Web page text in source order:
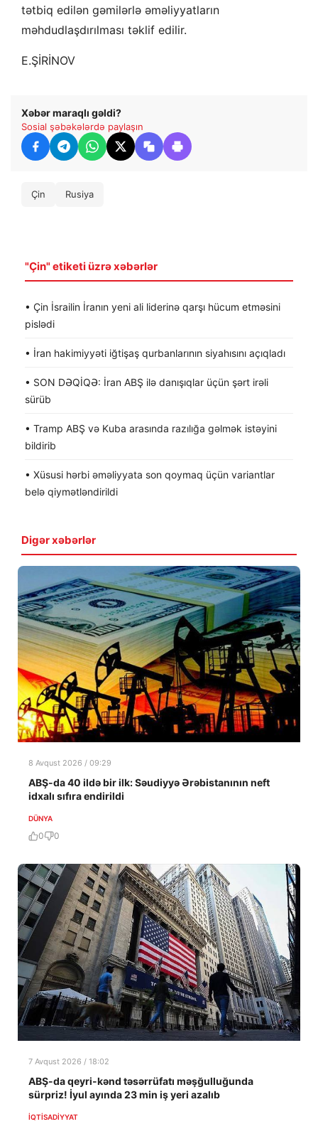
tətbiq edilən gəmilərlə əməliyyatların
məhdudlaşdırılması təklif edilir.
E.ŞİRİNOV
Xəbər maraqlı gəldi?
Sosial şəbəkələrdə paylaşın
Çin Rusiya
"Çin" etiketi üzrə xəbərlər
• Çin İsrailin İranın yeni ali liderinə qarşı hücum etməsini
pislədi
• İran hakimiyyəti iğtişaş qurbanlarının siyahısını açıqladı
• SON DƏQİQƏ: İran ABŞ ilə danışıqlar üçün şərt irəli
sürüb
• Tramp ABŞ və Kuba arasında razılığa gəlmək istəyini
bildirib
• Xüsusi hərbi əməliyyata son qoymaq üçün variantlar
belə qiymətləndirildi
Digər xəbərlər
8 Avqust 2026 / 09:29
ABŞ-da 40 ildə bir ilk: Səudiyyə Ərəbistanının neft
idxalı sıfıra endirildi
DÜNYA
0 0
7 Avqust 2026 / 18:02
ABŞ-da qeyri-kənd təsərrüfatı məşğulluğunda
sürpriz! İyul ayında 23 min iş yeri azalıb
İQTISADIYYAT